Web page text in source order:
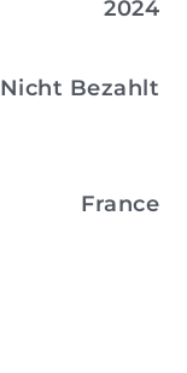
2024
Nicht Bezahlt
France